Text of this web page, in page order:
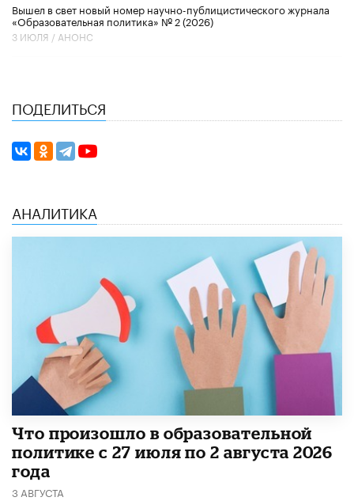
Вышел в свет новый номер научно-публицистического журнала
«Образовательная политика» № 2 (2026)
3 ИЮЛЯ / АНОНС
ПОДЕЛИТЬСЯ
АНАЛИТИКА
​Что произошло в образовательной
политике с 27 июля по 2 августа 2026
года
3 АВГУСТА